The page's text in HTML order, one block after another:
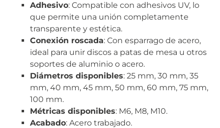
Adhesivo: Compatible con adhesivos UV, lo
que permite una unión completamente
transparente y estética.
Conexión roscada: Con esparrago de acero,
ideal para unir discos a patas de mesa u otros
soportes de aluminio o acero.
Diámetros disponibles: 25 mm, 30 mm, 35
mm, 40 mm, 45 mm, 50 mm, 60 mm, 75 mm,
100 mm.
Métricas disponibles: M6, M8, M10.
Acabado: Acero trabajado.